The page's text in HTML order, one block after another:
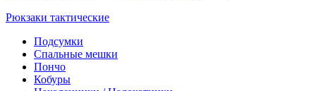
Рюкзаки тактические
Подсумки
Спальные мешки
Пончо
Кобуры